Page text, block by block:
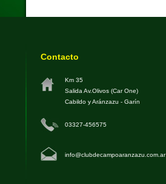
Contacto
Km 35
Salida Av.Olivos (Car One)
Cabildo y Aránzazu - Garín
03327-456575
info@clubdecampoaranzazu.com.ar